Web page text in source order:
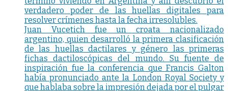
verdadero poder de las huellas digitales para
resolver crímenes hasta la fecha irresolubles.
Juan Vucetich fue un croata nacionalizado
argentino, quien desarrolló la primera clasificación
de las huellas dactilares y género las primeras
fichas dactiloscópicas del mundo. Su fuente de
inspiración fue la conferencia que Francis Galton
había pronunciado ante la London Royal Society y
que hablaba sobre la impresión dejada por el pulgar